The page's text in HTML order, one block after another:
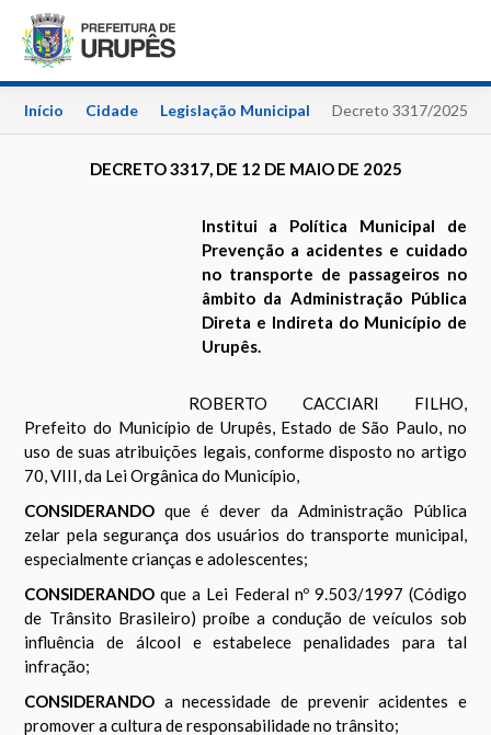
Início Cidade Legislação Municipal Decreto 3317/2025
DECRETO 3317, DE 12 DE MAIO DE 2025
Institui a Política Municipal de
Prevenção a acidentes e cuidado
no transporte de passageiros no
âmbito da Administração Pública
Direta e Indireta do Município de
Urupês.
ROBERTO CACCIARI FILHO,
Prefeito do Município de Urupês, Estado de São Paulo, no
uso de suas atribuições legais, conforme disposto no artigo
70, VIII, da Lei Orgânica do Município,
CONSIDERANDOque é dever da Administração Pública
zelar pela segurança dos usuários do transporte municipal,
especialmente crianças e adolescentes;
CONSIDERANDOque a Lei Federal nº 9.503/1997 (Código
de Trânsito Brasileiro) proíbe a condução de veículos sob
influência de álcool e estabelece penalidades para tal
infração;
CONSIDERANDO a necessidade de prevenir acidentes e
promover a cultura de responsabilidade no trânsito;